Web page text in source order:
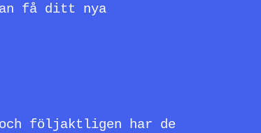
få ditt nya
följaktligen har de